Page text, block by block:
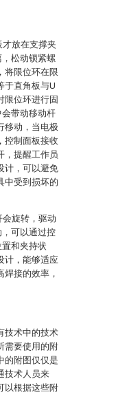
放在支撑夹
松动锁紧螺
将限位环在限
于直角板与U
限位环进行固
带动移动杆
移动，当电极
控制面板接收
，提醒工作员
计，可以避免
中受到损坏的
旋转，驱动
可以通过控
和夹持状
计，能够适应
接的效率，
技术中的技术
需要使用的附
的附图仅仅是
技术人员来
以根据这些附